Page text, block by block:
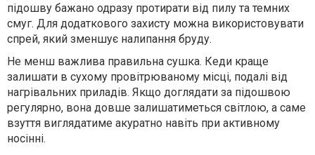
підошву бажано одразу протирати від пилу та темних
смуг. Для додаткового захисту можна використовувати
спрей, який зменшує налипання бруду.
Не менш важлива правильна сушка. Кеди краще
залишати в сухому провітрюваному місці, подалі від
нагрівальних приладів. Якщо доглядати за підошвою
регулярно, вона довше залишатиметься світлою, а саме
взуття виглядатиме акуратно навіть при активному
носінні.